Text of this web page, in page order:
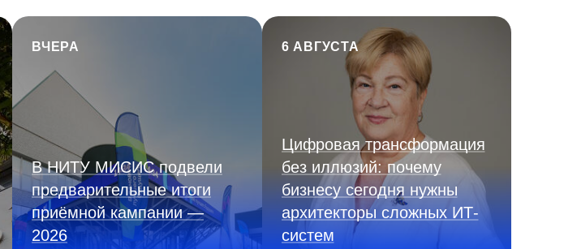
ВЧЕРА
В НИТУ МИСИС подвели
предварительные итоги
приёмной кампании —
2026
6 АВГУСТА
Цифровая трансформация
без иллюзий: почему
бизнесу сегодня нужны
архитекторы сложных ИТ-
систем